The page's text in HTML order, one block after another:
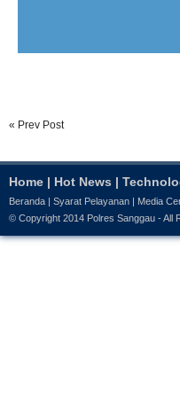
« Prev Post
Home | Hot News |
Beranda Syarat Pelayanan Media
© Copyright 2014 Polres Sanggau - All